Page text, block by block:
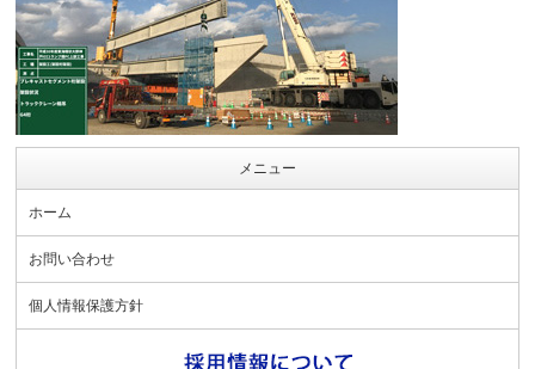
メニュー
ホーム
お問い合わせ
個人情報保護方針